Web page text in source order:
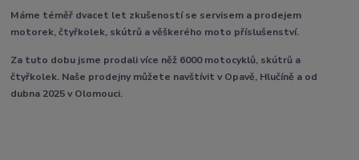
Máme téměř dvacet let zkušeností se servisem a prodejem
motorek, čtyřkolek, skútrů a věškerého moto příslušenství.
Za tuto dobu jsme prodali více něž 6000 motocyklů, skútrů a
čtyřkolek. Naše prodejny můžete navštívit v Opavě, Hlučíně a od
dubna 2025 v Olomouci.